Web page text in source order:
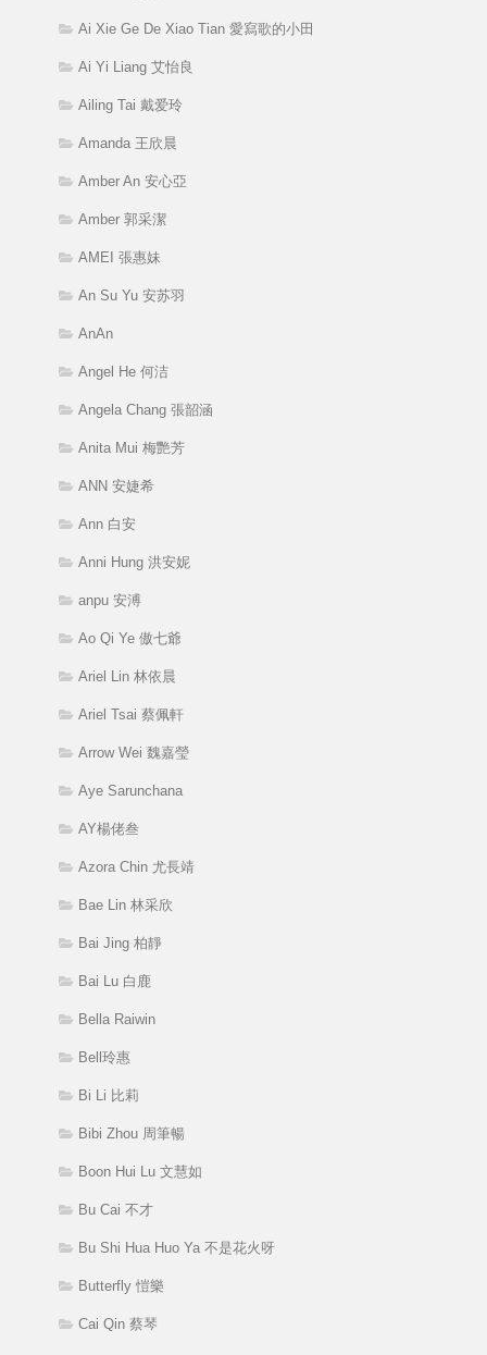
Ai Xie Ge De Xiao Tian 愛寫歌的小田
Ai Yi Liang 艾怡良
Ailing Tai 戴爱玲
Amanda 王欣晨
Amber An 安心亞
Amber 郭采潔
AMEI 張惠妹
An Su Yu 安苏羽
AnAn
Angel He 何洁
Angela Chang 張韶涵
Anita Mui 梅艷芳
ANN 安婕希
Ann 白安
Anni Hung 洪安妮
anpu 安溥
Ao Qi Ye 傲七爺
Ariel Lin 林依晨
Ariel Tsai 蔡佩軒
Arrow Wei 魏嘉瑩
Aye Sarunchana
AY楊佬叁
Azora Chin 尤長靖
Bae Lin 林采欣
Bai Jing 柏靜
Bai Lu 白鹿
Bella Raiwin
Bell玲惠
Bi Li 比莉
Bibi Zhou 周筆暢
Boon Hui Lu 文慧如
Bu Cai 不才
Bu Shi Hua Huo Ya 不是花火呀
Butterfly 愷樂
Cai Qin 蔡琴